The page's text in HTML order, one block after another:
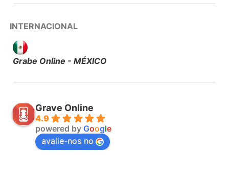
INTERNACIONAL
Grabe Online - MÉXICO
Grave Online
4.9
powered by Google
avalie-nos no